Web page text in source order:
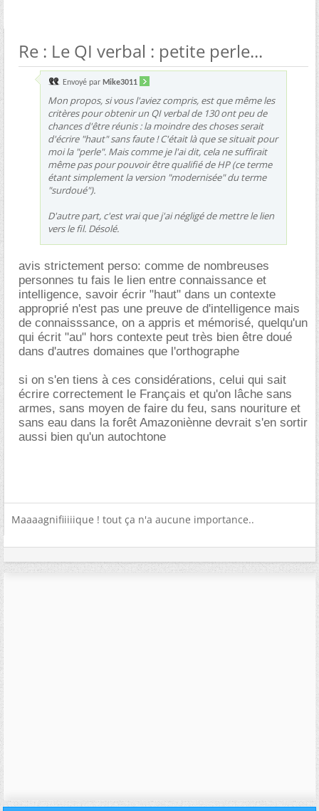
Re : Le QI verbal : petite perle...
Envoyé par Mike3011
Mon propos, si vous l'aviez compris, est que même les
critères pour obtenir un QI verbal de 130 ont peu de
chances d'être réunis : la moindre des choses serait
d'écrire "haut" sans faute ! C'était là que se situait pour
moi la "perle". Mais comme je l'ai dit, cela ne suffirait
même pas pour pouvoir être qualifié de HP (ce terme
étant simplement la version "modernisée" du terme
"surdoué").
D'autre part, c'est vrai que j'ai négligé de mettre le lien
vers le fil. Désolé.
avis strictement perso: comme de nombreuses
personnes tu fais le lien entre connaissance et
intelligence, savoir écrir "haut" dans un contexte
approprié n'est pas une preuve de d'intelligence mais
de connaisssance, on a appris et mémorisé, quelqu'un
qui écrit "au" hors contexte peut très bien être doué
dans d'autres domaines que l'orthographe
si on s'en tiens à ces considérations, celui qui sait
écrire correctement le Français et qu'on lâche sans
armes, sans moyen de faire du feu, sans nouriture et
sans eau dans la forêt Amazoniènne devrait s'en sortir
aussi bien qu'un autochtone
Maaaagnifiiiiique ! tout ça n'a aucune importance..